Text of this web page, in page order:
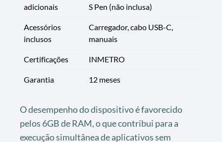
adicionais
S Pen (não inclusa)
Acessórios
inclusos
Carregador, cabo USB-C,
manuais
Certificações INMETRO
Garantia 12 meses
O desempenho do dispositivo é favorecido
pelos 6GB de RAM, o que contribui para a
execução simultânea de aplicativos sem